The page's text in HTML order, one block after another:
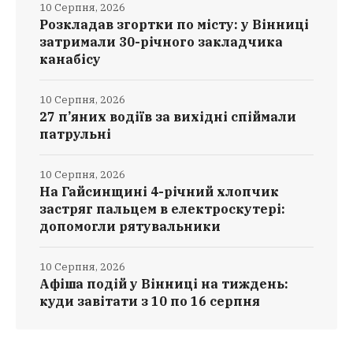
Розкладав згортки по місту: у Вінниці
затримали 30-річного закладчика
канабісу
10 Серпня, 2026
27 п’яних водіїв за вихідні спіймали
патрульні
10 Серпня, 2026
На Гайсинщині 4-річний хлопчик
застряг пальцем в електроскутері:
допомогли рятувальники
10 Серпня, 2026
Афіша подій у Вінниці на тиждень:
куди завітати з 10 по 16 серпня
10 Серпня, 2026